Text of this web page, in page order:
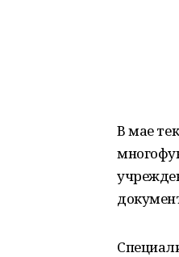
В мае